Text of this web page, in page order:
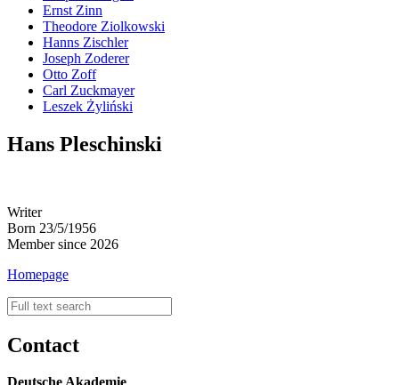
Ernst Zinn
Theodore Ziolkowski
Hanns Zischler
Joseph Zoderer
Otto Zoff
Carl Zuckmayer
Leszek Żyliński
Hans Pleschinski
Writer
Born 23/5/1956
Member since 2026
Homepage
Contact